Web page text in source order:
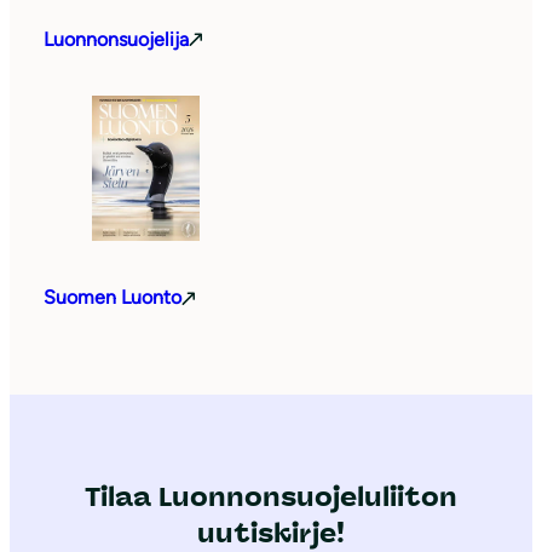
Luonnonsuojelija
Suomen Luonto
Tilaa Luonnonsuojeluliiton
uutiskirje!